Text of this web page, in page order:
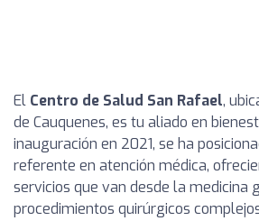
El Centro de Salud San Rafael,
de Cauquenes, es tu aliado en
inauguración en 2021, se ha
referente en atención médica,
servicios que van desde la medicina
procedimientos quirúrgicos